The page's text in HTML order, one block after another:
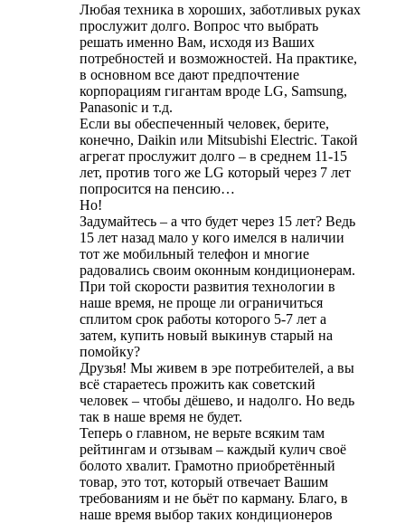
Любая техника в хороших, заботливых руках
прослужит долго. Вопрос что выбрать
решать именно Вам, исходя из Ваших
потребностей и возможностей. На практике,
в основном все дают предпочтение
корпорациям гигантам вроде LG, Samsung,
Panasonic и т.д.
Если вы обеспеченный человек, берите,
конечно, Daikin или Mitsubishi Electric. Такой
агрегат прослужит долго – в среднем 11-15
лет, против того же LG который через 7 лет
попросится на пенсию…
Но!
Задумайтесь – а что будет через 15 лет? Ведь
15 лет назад мало у кого имелся в наличии
тот же мобильный телефон и многие
радовались своим оконным кондиционерам.
При той скорости развития технологии в
наше время, не проще ли ограничиться
сплитом срок работы которого 5-7 лет а
затем, купить новый выкинув старый на
помойку?
Друзья! Мы живем в эре потребителей, а вы
всё стараетесь прожить как советский
человек – чтобы дёшево, и надолго. Но ведь
так в наше время не будет.
Теперь о главном, не верьте всяким там
рейтингам и отзывам – каждый кулич своё
болото хвалит. Грамотно приобретённый
товар, это тот, который отвечает Вашим
требованиям и не бьёт по карману. Благо, в
наше время выбор таких кондиционеров